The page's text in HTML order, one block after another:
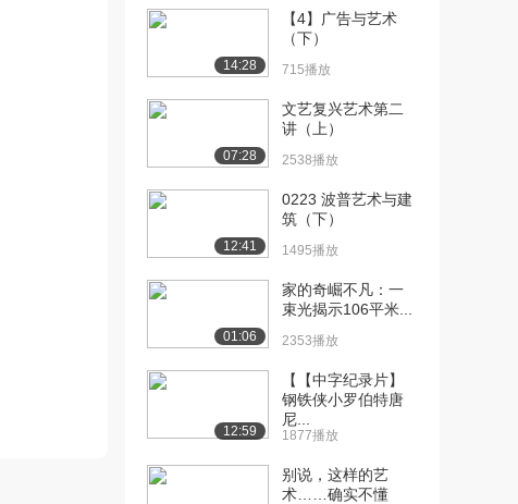
[10] 中国古代建筑艺术：
材料和结构的特点...
4129播放
[11] 中国古代建筑艺术：
装饰艺术特点——...
4256播放
[12] 中国古代建筑艺术：
装饰艺术特点——...
3659播放
05:17
[13] 中国古代建筑艺术：
[14] 中国古代建筑艺术：
06:38
[15] 中国古代建筑艺术：
09:43
14:28
【4】广告与艺术
（下）
715播放
07:28
文艺复兴艺术第二
讲（上）
2538播放
12:41
0223 波普艺术与建
筑（下）
1495播放
01:06
家的奇崛不凡：一
束光揭示106平米...
2353播放
12:59
【【中字纪录片】
钢铁侠小罗伯特唐
尼...
1877播放
别说，这样的艺
术……确实不懂